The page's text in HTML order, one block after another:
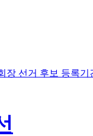
선거 후보 등록